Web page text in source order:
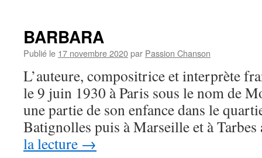
BARBARA
Publié le 17 novembre 2020par Passion Chanson
L’auteure, compositrice et interprète
le 9 juin 1930 à Paris sous le nom de
une partie de son enfance dans le
Batignolles puis à Marseille et à
la lecture →